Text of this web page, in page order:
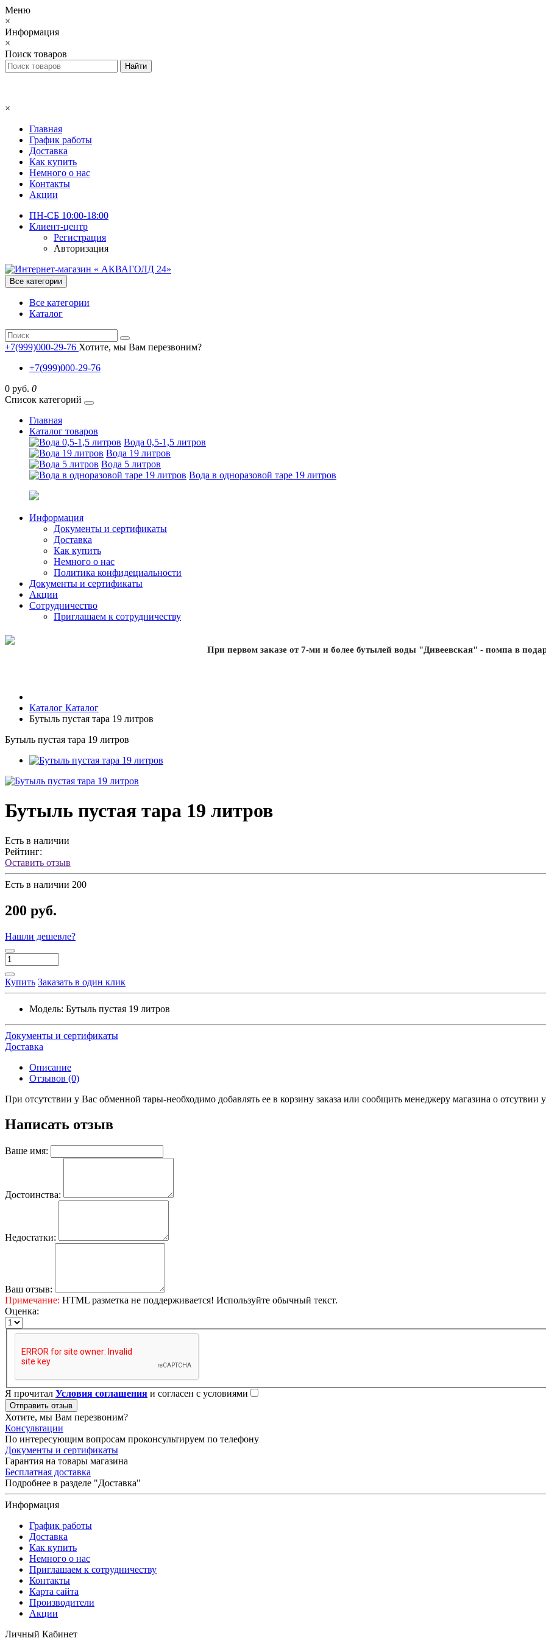
Меню
×
Информация
×
Поиск товаров
×
Главная
График работы
Доставка
Как купить
Немного о нас
Контакты
Акции
ПН-СБ 10:00-18:00
Клиент-центр
Регистрация
Авторизация
Все категории
Все категории
Каталог
+7(999)000-29-76 Хотите, мы Вам перезвоним?
+7(999)000-29-76
0 руб. 0
Список категорий
Главная
Каталог товаров
Вода 0,5-1,5 литров
Вода 19 литров
Вода 5 литров
Вода в одноразовой таре 19 литров
Информация
Документы и сертификаты
Доставка
Как купить
Немного о нас
Политика конфидециальности
Документы и сертификаты
Акции
Сотрудничество
Приглашаем к сотрудничеству
При первом заказе от 7-ми и более бутылей воды "Дивеевская" - помпа в
Каталог Каталог
Бутыль пустая тара 19 литров
Бутыль пустая тара 19 литров
Бутыль пустая тара 19 литров
Есть в наличии
Рейтинг:
Оставить отзыв
Есть в наличии 200
200 руб.
Нашли дешевле?
Купить Заказать в один клик
Модель: Бутыль пустая 19 литров
Документы и сертификаты
Доставка
Описание
Отзывов (0)
При отсутствии у Вас обменной тары-необходимо добавлять ее в корзину заказа или сообщить менеджеру магазина о отсутвии
Написать отзыв
Ваше имя:
Достоинства:
Недостатки:
Ваш отзыв:
Примечание: HTML разметка не поддерживается! Используйте обычный текст.
Оценка:
Я прочитал Условия соглашения и согласен с условиями
Отправить отзыв
Хотите, мы Вам перезвоним?
Консультации
По интересующим вопросам проконсультируем по телефону
Документы и сертификаты
Гарантия на товары магазина
Бесплатная доставка
Подробнее в разделе "Доставка"
Информация
График работы
Доставка
Как купить
Немного о нас
Приглашаем к сотрудничеству
Контакты
Карта сайта
Производители
Акции
Личный Кабинет